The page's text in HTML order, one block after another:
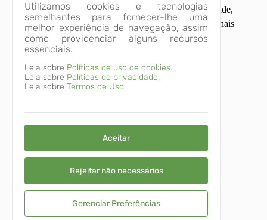
O ranking nacional do prêmio, no pilar Sustentabilidade,
ficou com Balneário Camboriú (SC) em 1º lugar, Pinhais
em 2º e Erechim (RS) em 3º.
Categorias
Utilizamos cookies e tecnologias
semelhantes para fornecer-lhe uma
melhor experiência de navegação, assim
como providenciar alguns recursos
essenciais.
Leia sobre Políticas de uso de cookies.
Leia sobre Políticas de privacidade.
Leia sobre Termos de Uso.
Aceitar
Rejeitar não necessários
Gerenciar Preferências